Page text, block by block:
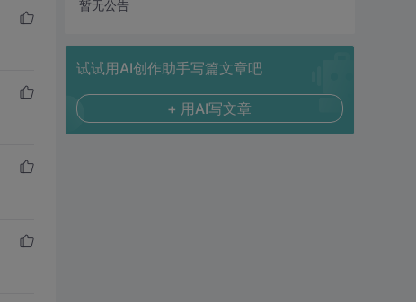
暂无公告
试试用AI创作助手写篇文章吧
+ 用AI写文章